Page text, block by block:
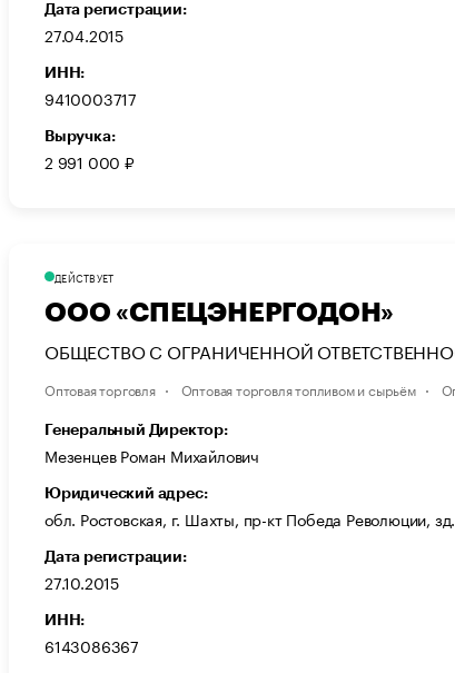
Дата регистрации:
27.04.2015
ИНН:
9410003717
Выручка:
2 991 000 ₽
ДЕЙСТВУЕТ
ООО «СПЕЦЭНЕРГОДОН»
ОБЩЕСТВО С ОГРАНИЧЕННОЙ
Оптовая торговля Оптовая торговля топливом и сырьём
Генеральный Директор:
Мезенцев Роман Михайлович
Юридический адрес:
обл. Ростовская, г. Шахты, пр-кт Победа Революции,
Дата регистрации:
27.10.2015
ИНН:
6143086367